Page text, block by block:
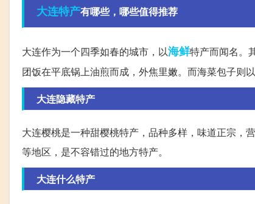
大连特产有哪些，哪些值得推荐
大连作为一个四季如春的城市，以海鲜特产而闻名。
团饭在平底锅上油煎而成，外焦里嫩。而海菜包子则
大连隐藏特产
大连樱桃是一种甜樱桃特产，品种多样，味道正宗，
等地区，是不容错过的地方特产。
大连什么特产